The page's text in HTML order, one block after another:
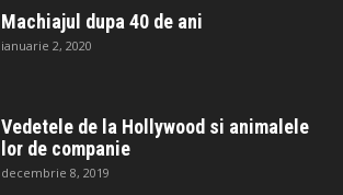
Machiajul dupa 40 de ani
ianuarie 2, 2020
Vedetele de la Hollywood si animalele
lor de companie
decembrie 8, 2019